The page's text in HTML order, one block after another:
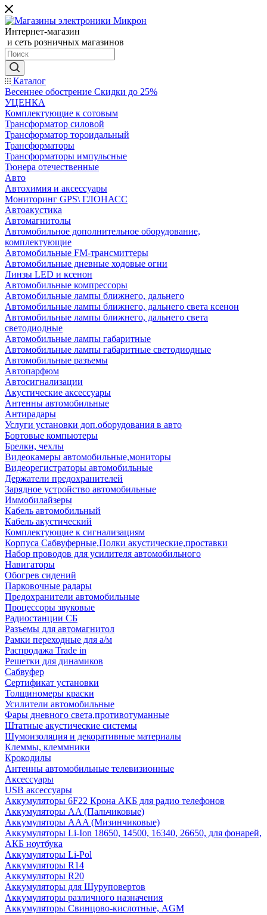
Интернет-магазин
и сеть розничных магазинов
Каталог
Весеннее обострение Скидки до 25%
УЦЕНКА
Комплектующие к сотовым
Трансформатор силовой
Трансформатор тороидальный
Трансформаторы
Трансформаторы импульсные
Тюнера отечественные
Авто
Автохимия и аксессуары
Мониторинг GPS\ ГЛОНАСС
Автоакустика
Автомагнитолы
Автомобильное дополнительное оборудование,
комплектующие
Автомобильные FM-трансмиттеры
Автомобильные дневные ходовые огни
Линзы LED и ксенон
Автомобильные компрессоры
Автомобильные лампы ближнего, дальнего
Автомобильные лампы ближнего, дальнего света ксенон
Автомобильные лампы ближнего, дальнего света
светодиодные
Автомобильные лампы габаритные
Автомобильные лампы габаритные светодиодные
Автомобильные разъемы
Автопарфюм
Автосигнализации
Акустические аксессуары
Антенны автомобильные
Антирадары
Услуги установки доп.оборудования в авто
Бортовые компьютеры
Брелки, чехлы
Видеокамеры автомобильные,мониторы
Видеорегистраторы автомобильные
Держатели предохранителей
Зарядное устройство автомобильные
Иммобилайзеры
Кабель автомобильный
Кабель акустический
Комплектующие к сигнализациям
Корпуса Сабвуферные,Полки акустические,проставки
Набор проводов для усилителя автомобильного
Навигаторы
Обогрев сидений
Парковочные радары
Предохранители автомобильные
Процессоры звуковые
Радиостанции СБ
Разъемы для автомагнитол
Рамки переходные для а/м
Распродажа Trade in
Решетки для динамиков
Сабвуфер
Сертификат установки
Толщиномеры краски
Усилители автомобильные
Фары дневного света,противотуманные
Штатные акустические системы
Шумоизоляция и декоративные материалы
Клеммы, клеммники
Крокодилы
Антенны автомобильные телевизионные
Аксессуары
USB аксессуары
Аккумуляторы 6F22 Крона АКБ для радио телефонов
Аккумуляторы AA (Пальчиковые)
Аккумуляторы AAA (Мизинчиковые)
Аккумуляторы Li-Ion 18650, 14500, 16340, 26650, для фонарей,
АКБ ноутбука
Аккумуляторы Li-Pol
Аккумуляторы R14
Аккумуляторы R20
Аккумуляторы для Шуруповертов
Аккумуляторы различного назначения
Аккумуляторы Свинцово-кислотные, AGM